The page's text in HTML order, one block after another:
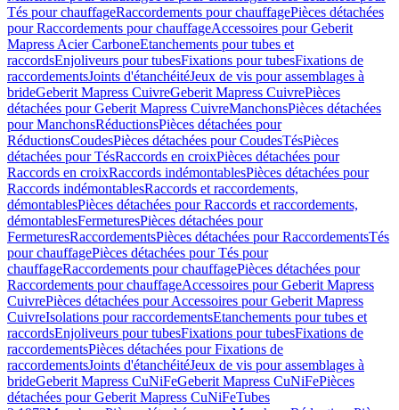
Tés pour chauffageRaccordements pour chauffagePièces détachées
pour Raccordements pour chauffageAccessoires pour Geberit
Mapress Acier CarboneEtanchements pour tubes et
raccordsEnjoliveurs pour tubesFixations pour tubesFixations de
raccordementsJoints d'étanchéitéJeux de vis pour assemblages à
brideGeberit Mapress CuivreGeberit Mapress CuivrePièces
détachées pour Geberit Mapress CuivreManchonsPièces détachées
pour ManchonsRéductionsPièces détachées pour
RéductionsCoudesPièces détachées pour CoudesTésPièces
détachées pour TésRaccords en croixPièces détachées pour
Raccords en croixRaccords indémontablesPièces détachées pour
Raccords indémontablesRaccords et raccordements,
démontablesPièces détachées pour Raccords et raccordements,
démontablesFermeturesPièces détachées pour
FermeturesRaccordementsPièces détachées pour RaccordementsTés
pour chauffagePièces détachées pour Tés pour
chauffageRaccordements pour chauffagePièces détachées pour
Raccordements pour chauffageAccessoires pour Geberit Mapress
CuivrePièces détachées pour Accessoires pour Geberit Mapress
CuivreIsolations pour raccordementsEtanchements pour tubes et
raccordsEnjoliveurs pour tubesFixations pour tubesFixations de
raccordementsPièces détachées pour Fixations de
raccordementsJoints d'étanchéitéJeux de vis pour assemblages à
brideGeberit Mapress CuNiFeGeberit Mapress CuNiFePièces
détachées pour Geberit Mapress CuNiFeTubes